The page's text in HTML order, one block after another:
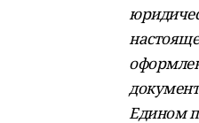
Едином